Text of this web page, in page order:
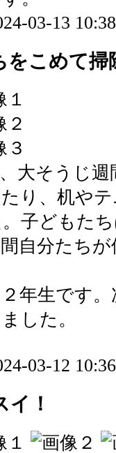
03-13
をこめて掃
大そうじ週
り、机や
子どもた
自分たち
年生です。
した。
03-12
イ！